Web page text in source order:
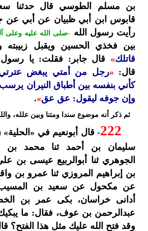
بن مسلم الطوسي قال حدثنا
قابوس ابن أبي ظبيان عن أبي عن
رأيت رسول الله -صلى الله عليه وعلى
بين فخذي الحسين ويقبل زبيبته
قاتلك» قال جابر: فقلت: يا رسول
قال: «رجل من أمتي يبغض عترتي
كأني بنفسه بين أطباق النيران
وإن جوفه ليقول: عق عق»
.
ثم ذكر أنه موضوع سندا ومتنا وبين علله،
222
سليمان بن أحمد ثنا محمد بن
الجوهري ثنا أبوالربيع عيسى بن
بن إبراهيم المروزي ثنا عمرو بن
عن مكحول عن سعيد بن
أدانى خراسان، بكى عمر بن
عبدالرحمن بن عوف، فقال: ما يبكيك
وقد فتح الله عليك مثل هذا الفتح؟